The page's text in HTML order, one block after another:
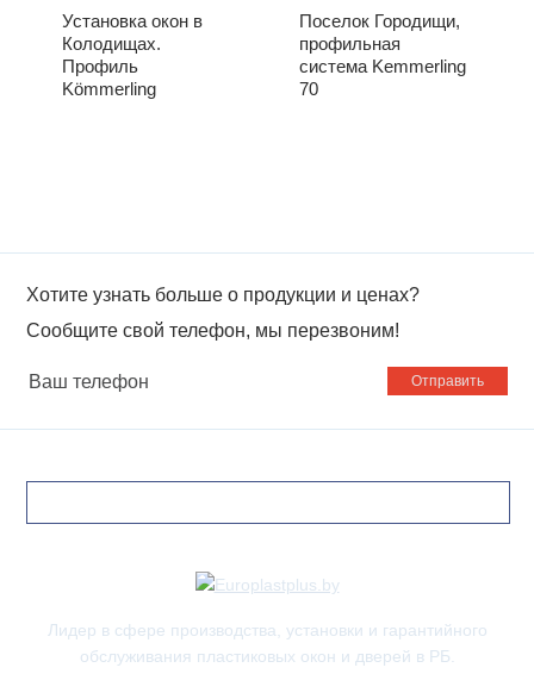
Установка окон в
Колодищах.
Профиль
Kömmerling
Поселок Городищи,
профильная
система Kemmerling
70
Хотите узнать больше о продукции и ценах?
Сообщите свой телефон, мы перезвоним!
Ваш
Лидер в сфере производства, установки и гарантийного
обслуживания пластиковых окон и дверей в РБ.